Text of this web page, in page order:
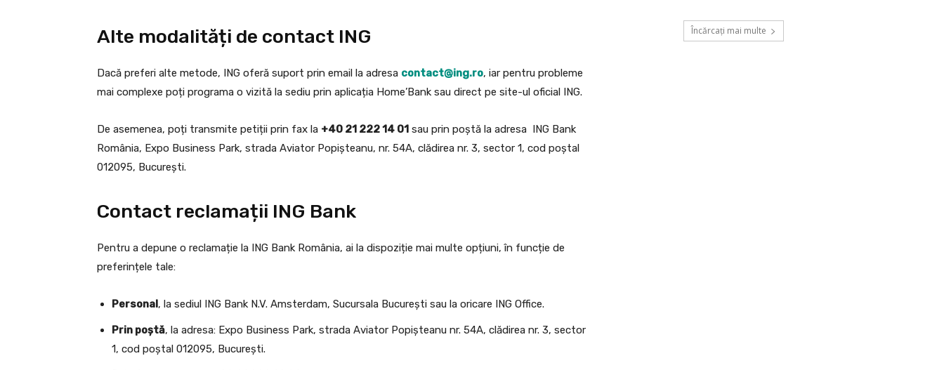
Alte modalități de contact ING
Dacă preferi alte metode, ING oferă suport prin email la adresa contact@ing.ro, iar pentru probleme
mai complexe poți programa o vizită la sediu prin aplicația Home’Bank sau direct pe site-ul oficial ING.
De asemenea, poți transmite petiții prin fax la +40 21 222 14 01 sau prin poștă la adresa ING Bank
România, Expo Business Park, strada Aviator Popișteanu, nr. 54A, clădirea nr. 3, sector 1, cod poștal
012095, București.
Contact reclamații ING Bank
Pentru a depune o reclamație la ING Bank România, ai la dispoziție mai multe opțiuni, în funcție de
preferințele tale:
Personal, la sediul ING Bank N.V. Amsterdam, Sucursala București sau la oricare ING Office.
Prin poștă, la adresa: Expo Business Park, strada Aviator Popișteanu nr. 54A, clădirea nr. 3, sector
1, cod poștal 012095, București.
Încărcați mai multe